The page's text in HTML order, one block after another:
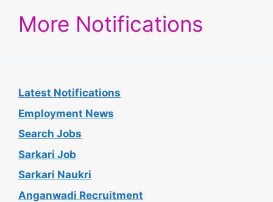
More Notifications
Latest Notifications
Employment News
Search Jobs
Sarkari Job
Sarkari Naukri
Anganwadi Recruitment